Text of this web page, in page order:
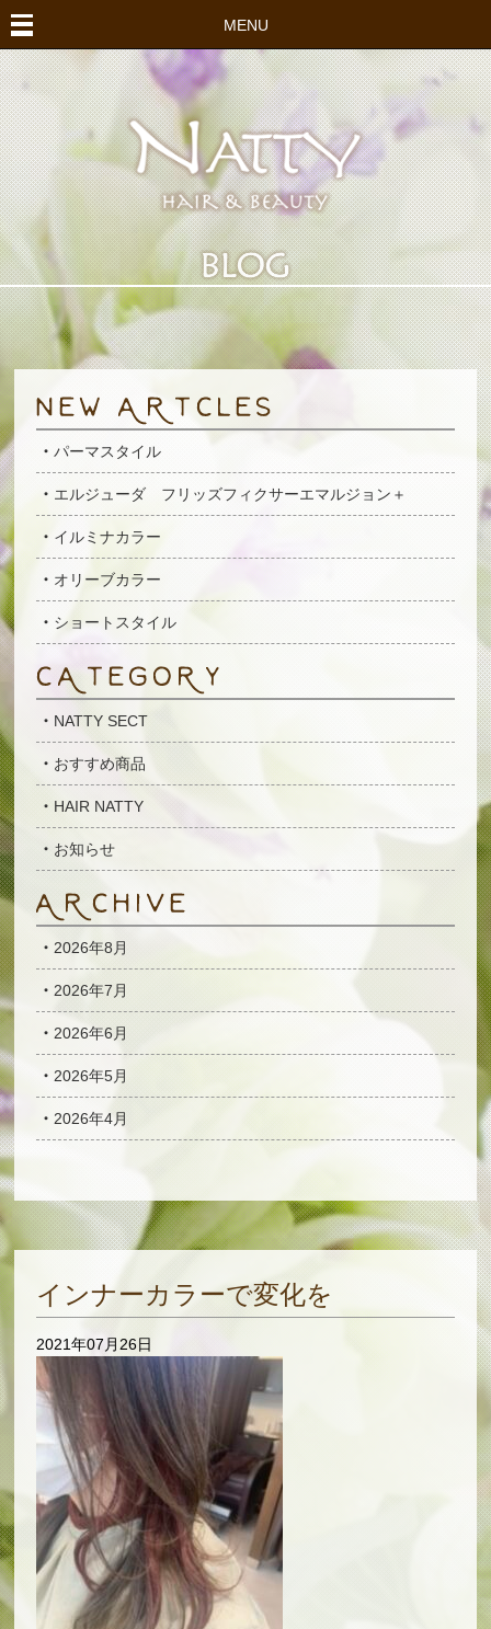
MENU
パーマスタイル
エルジューダ フリッズフィクサーエマルジョン＋
イルミナカラー
オリーブカラー
ショートスタイル
NATTY SECT
おすすめ商品
HAIR NATTY
お知らせ
2026年8月
2026年7月
2026年6月
2026年5月
2026年4月
インナーカラーで変化を
2021年07月26日